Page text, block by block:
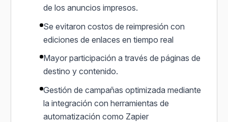
de los anuncios impresos.
Se evitaron costos de reimpresión con
ediciones de enlaces en tiempo real
Mayor participación a través de páginas de
destino y contenido.
Gestión de campañas optimizada mediante
la integración con herramientas de
automatización como Zapier